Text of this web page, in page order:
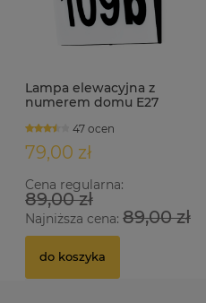
Lampa elewacyjna z
numerem domu E27
47 ocen
79,00 zł
Cena regularna:
89,00 zł
Najniższa cena: 89,00 zł
do koszyka